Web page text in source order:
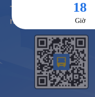
Tải ngay ứng dụng
nhận ưu đãi hấp dẫn